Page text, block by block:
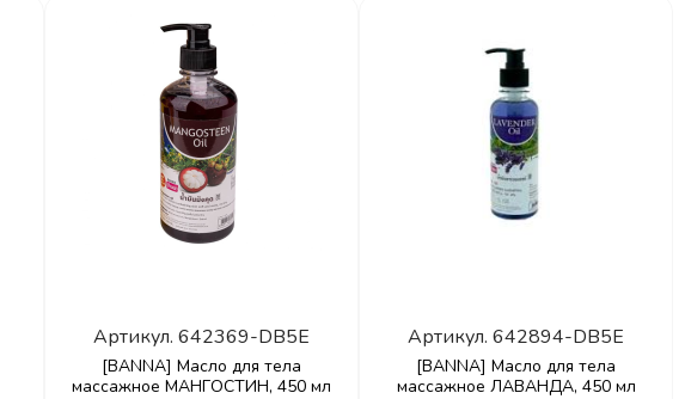
Артикул.642369-DB5E
[BANNA] Масло для тела
массажное МАНГОСТИН, 450 мл
Артикул.642894-DB5E
[BANNA] Масло для тела
массажное ЛАВАНДА, 450 мл